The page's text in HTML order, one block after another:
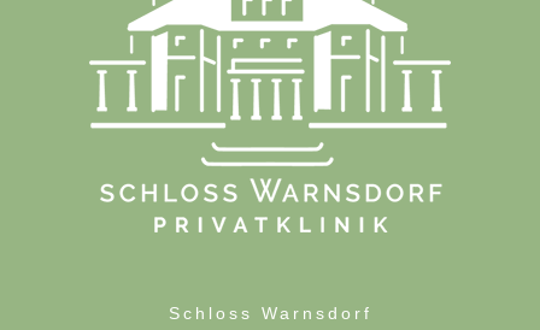
Schloss Warnsdorf